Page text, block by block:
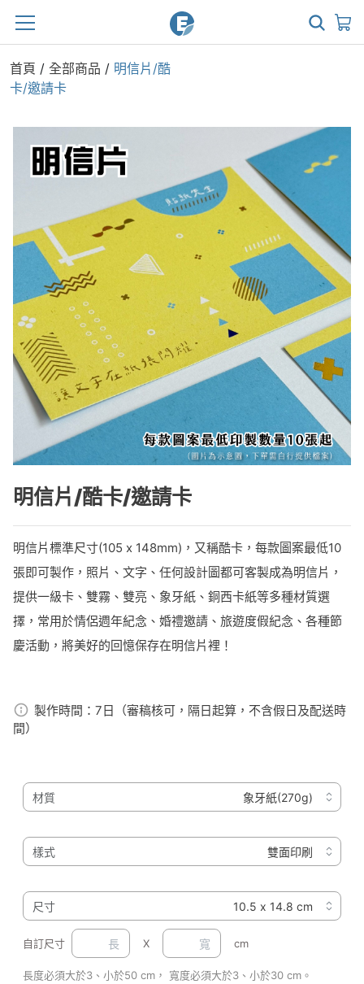
首頁 / 全部商品 / 明信片/酷
卡/邀請卡
明信片/酷卡/邀請卡
明信片標準尺寸(105 x 148mm)，又稱酷卡，每款圖案最低10
張即可製作，照片、文字、任何設計圖都可客製成為明信片，
提供一級卡、雙霧、雙亮、象牙紙、銅西卡紙等多種材質選
擇，常用於情侶週年紀念、婚禮邀請、旅遊度假紀念、各種節
慶活動，將美好的回憶保存在明信片裡！
製作時間： 7日（審稿核可，隔日起算，不含假日及配送時
間）
材質
樣式
尺寸
自訂尺寸 X cm
長度必須大於3、小於50 cm， 寬度必須大於3、小於30 cm。